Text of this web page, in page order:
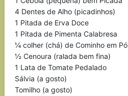
4 Dentes de Alho (picadinhos)
1 Pitada de Erva Doce
1 Pitada de Pimenta Calabresa
¼ colher (chá) de Cominho em Pó
½ Cenoura (ralada bem fina)
1 Lata de Tomate Pedalado
Sálvia (a gosto)
Tomilho (a gosto)